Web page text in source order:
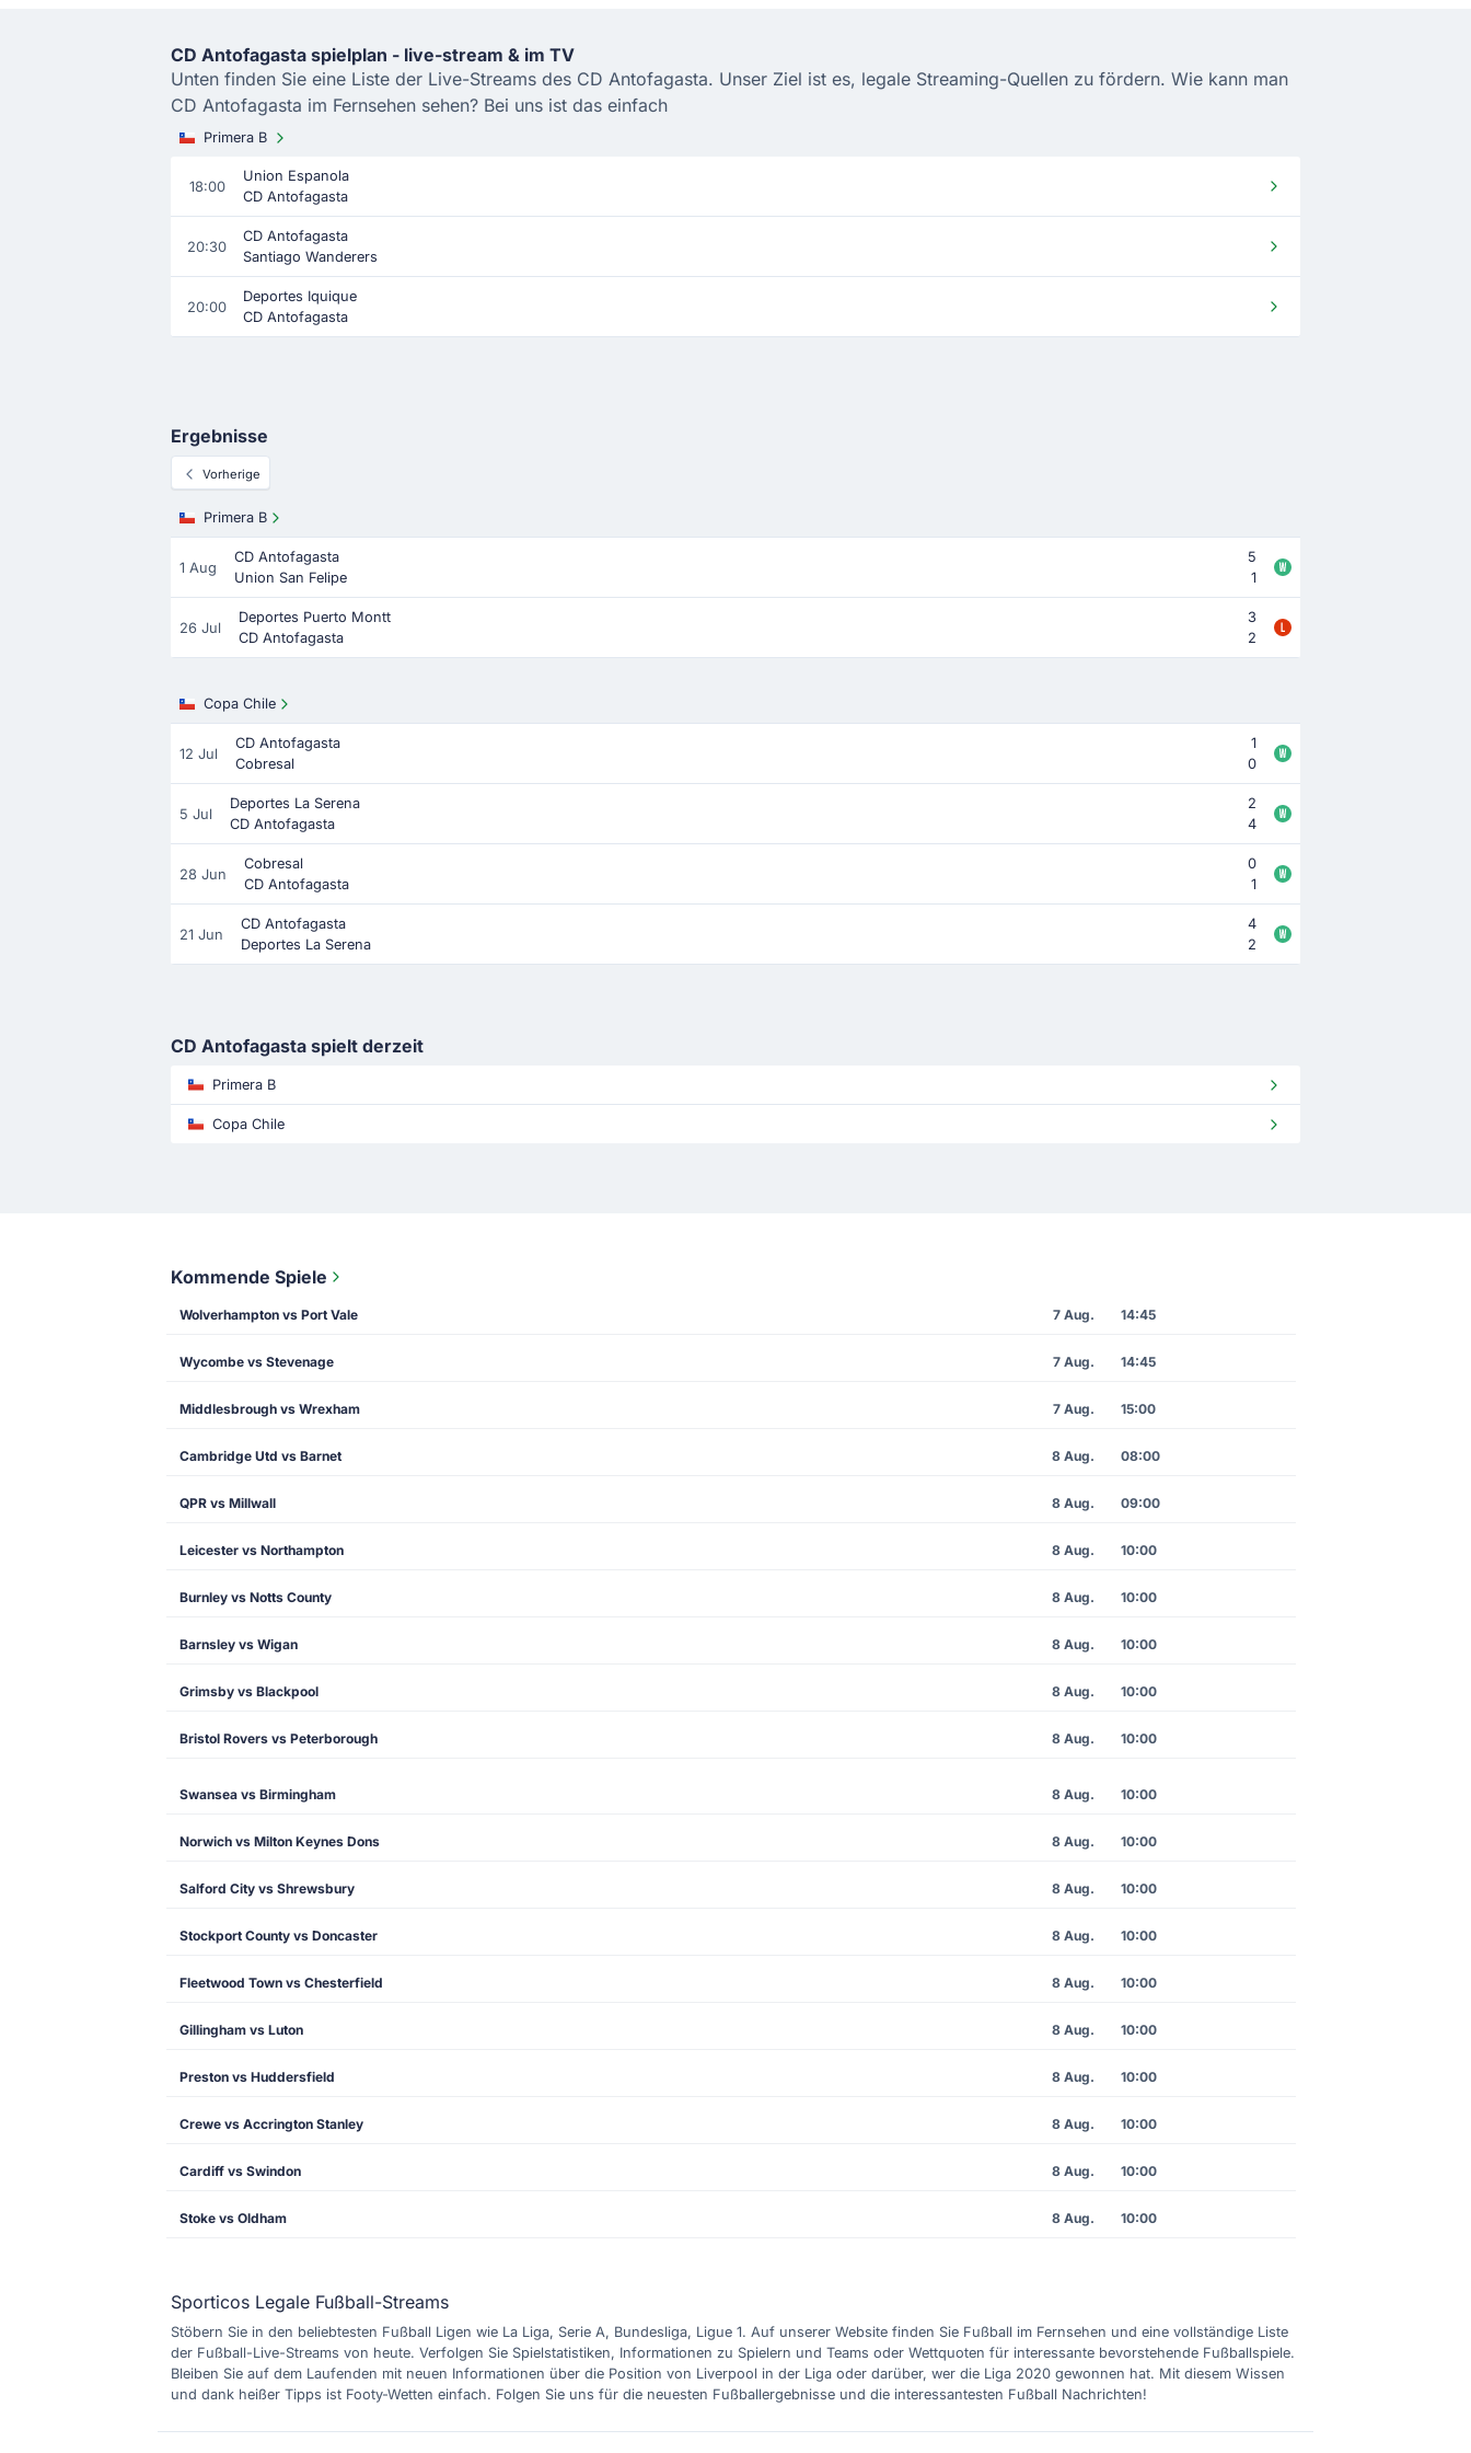
CD Antofagasta spielplan - live-stream & im TV
Unten finden Sie eine Liste der Live-Streams des CD Antofagasta. Unser Ziel ist es, legale Streaming-Quellen zu fördern. Wie kann man
CD Antofagasta im Fernsehen sehen? Bei uns ist das einfach
Primera B
18:00
Union Espanola
CD Antofagasta
20:30
CD Antofagasta
Santiago Wanderers
20:00
Deportes Iquique
CD Antofagasta
Ergebnisse
Vorherige
Primera B
1 Aug
CD Antofagasta
5
Union San Felipe
1
26 Jul
Deportes Puerto Montt
3
CD Antofagasta
2
Copa Chile
12 Jul
CD Antofagasta
1
Cobresal
0
5 Jul
Deportes La Serena
2
CD Antofagasta
4
28 Jun
Cobresal
0
CD Antofagasta
1
21 Jun
CD Antofagasta
4
Deportes La Serena
2
CD Antofagasta spielt derzeit
Primera B
Copa Chile
Kommende Spiele
Wolverhampton vs Port Vale 7 Aug. 14:45
Wycombe vs Stevenage 7 Aug. 14:45
Middlesbrough vs Wrexham 7 Aug. 15:00
Cambridge Utd vs Barnet 8 Aug. 08:00
QPR vs Millwall 8 Aug. 09:00
Leicester vs Northampton 8 Aug. 10:00
Burnley vs Notts County 8 Aug. 10:00
Barnsley vs Wigan 8 Aug. 10:00
Grimsby vs Blackpool 8 Aug. 10:00
Bristol Rovers vs Peterborough 8 Aug. 10:00
Swansea vs Birmingham 8 Aug. 10:00
Norwich vs Milton Keynes Dons 8 Aug. 10:00
Salford City vs Shrewsbury 8 Aug. 10:00
Stockport County vs Doncaster 8 Aug. 10:00
Fleetwood Town vs Chesterfield 8 Aug. 10:00
Gillingham vs Luton 8 Aug. 10:00
Preston vs Huddersfield 8 Aug. 10:00
Crewe vs Accrington Stanley 8 Aug. 10:00
Cardiff vs Swindon 8 Aug. 10:00
Stoke vs Oldham 8 Aug. 10:00
Sporticos Legale Fußball-Streams
Stöbern Sie in den beliebtesten Fußball Ligen wie La Liga, Serie A, Bundesliga, Ligue 1. Auf unserer Website finden Sie Fußball im Fernsehen und eine vollständige Liste
der Fußball-Live-Streams von heute. Verfolgen Sie Spielstatistiken, Informationen zu Spielern und Teams oder Wettquoten für interessante bevorstehende Fußballspiele.
Bleiben Sie auf dem Laufenden mit neuen Informationen über die Position von Liverpool in der Liga oder darüber, wer die Liga 2020 gewonnen hat. Mit diesem Wissen
und dank heißer Tipps ist Footy-Wetten einfach. Folgen Sie uns für die neuesten Fußballergebnisse und die interessantesten Fußball Nachrichten!